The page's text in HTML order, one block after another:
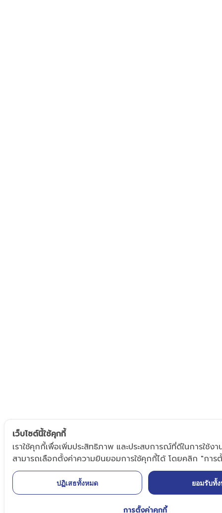
เว็บไซต์นี้ใช้คุกกี้
เราใช้คุกกี้เพื่อเพิ่มประสิทธิภาพ และประสบการณ์ที่ดีในการใช้ง
สามารถเลือกตั้งค่าความยินยอมการใช้คุกกี้ได้ โดยคลิก "การ
ปฏิเสธทั้งหมด ยอมรับทั้
การตั้งค่าคุกกี้